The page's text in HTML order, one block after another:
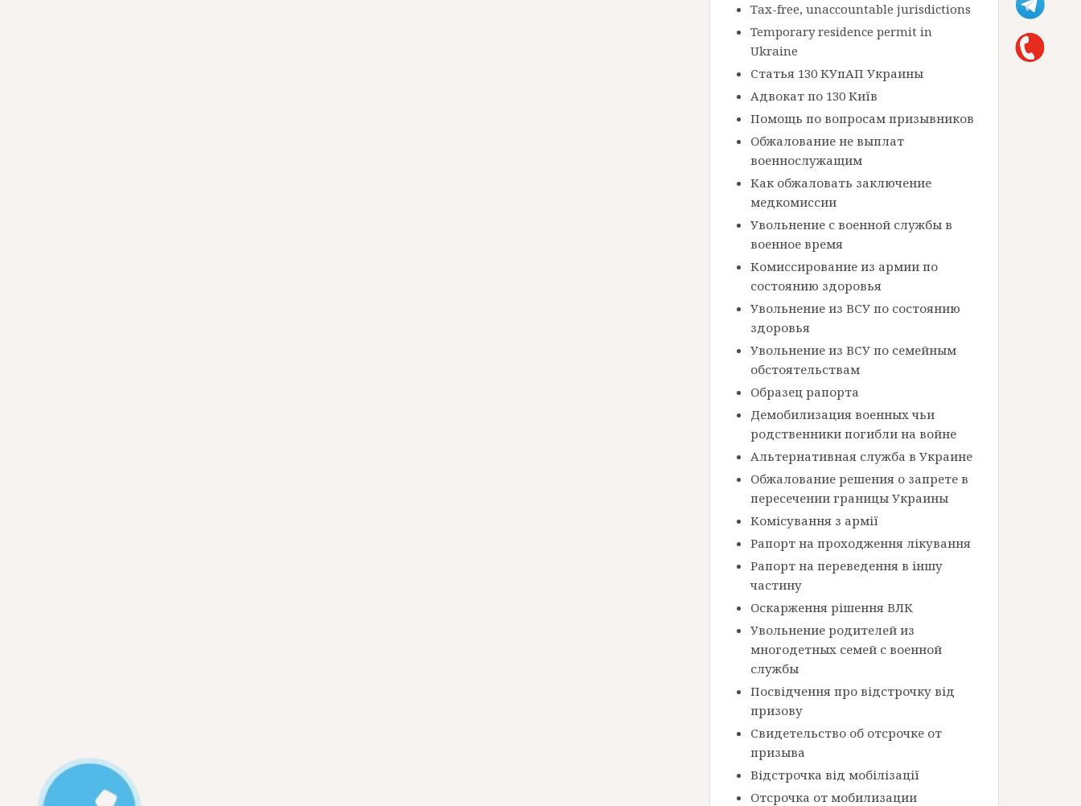
Tax-free, unaccountable jurisdictions
Temporary residence permit in
Ukraine
Статья 130 КУпАП Украины
Адвокат по 130 Київ
Помощь по вопросам призывников
Обжалование не выплат
военнослужащим
Как обжаловать заключение
медкомиссии
Увольнение с военной службы в
военное время
Комиссирование из армии по
состоянию здоровья
Увольнение из ВСУ по состоянию
здоровья
Увольнение из ВСУ по семейным
обстоятельствам
Образец рапорта
Демобилизация военных чьи
родственники погибли на войне
Альтернативная служба в Украине
Обжалование решения о запрете в
пересечении границы Украины
Комісування з армії
Рапорт на проходження лікування
Рапорт на переведення в іншу
частину
Оскарження рішення ВЛК
Увольнение родителей из
многодетных семей с военной
службы
Посвідчення про відстрочку від
призову
Свидетельство об отсрочке от
призыва
Відстрочка від мобілізації
Отсрочка от мобилизации